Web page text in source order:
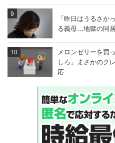
「昨日はうるさか
る義母…地獄の同
メロンゼリーを買
しろ」まさかのク
応